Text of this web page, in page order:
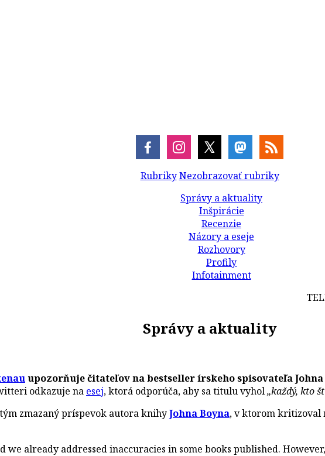
Rubriky Nezobrazovať rubriky
Správy a aktuality
Inšpirácie
Recenzie
Názory a eseje
Rozhovory
Profily
Infotainment
Správy a aktuality
upozorňuje čitateľov na bestseller írskeho spisovateľa Johna
odkazuje na esej, ktorá odporúča, aby sa titulu vyhol„každý, kto
zmazaný príspevok autora knihyJohna Boyna, v ktorom kritizoval
we already addressed inaccuracies in some books published.